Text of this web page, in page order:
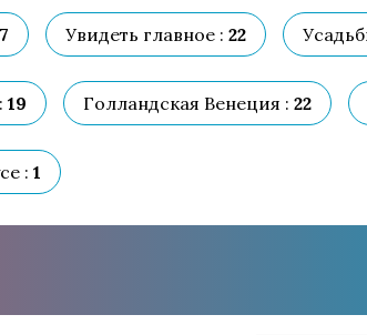
Увидеть главное : 22
19 Голландская Венеция : 22
: 1